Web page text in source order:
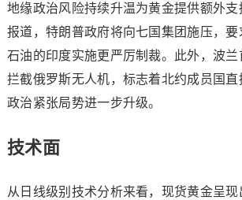
地缘政治风险持续升温为黄金提供额外
报道，特朗普政府将向七国集团施压，
石油的印度实施更严厉制裁。此外，波
拦截俄罗斯无人机，标志着北约成员国
政治紧张局势进一步升级。
技术面
从日线级别技术分析来看， 现货黄金呈现